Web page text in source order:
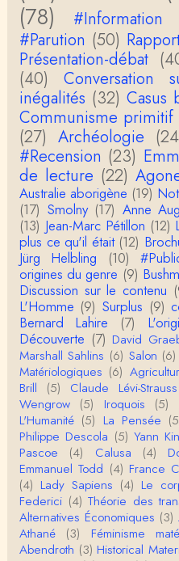
Si, le lien
fier. Il mène à la
roland `chaudat
le lien cité par BB
s), dommage, mais
Christophe
La plus récente,
e, publiée chez La
Anonymous
Actuellement c'est
ur? La dernière
roland chaudat
le sous-titre de
n, l’oppression des
roland chaudat
Votre
ée parce que Snow
o…
Christophe
...Et merci à vous
davantage une
roland chaudat
Tout à fait d'accord
e n'ai lu qu'un de
Anonymous
Homo sapiens a
0 ans. Tout
(78)
#Information
#Parution (50)
Présentation-débat
(40)
Conversation
inégalités (32) Casus
Communisme primitif
(27) Archéologie
#Recension (23)
de lecture (22)
Australie aborigène (19)
(17) Smolny (17) Anne
(13) Jean-Marc Pétillon (12)
plus ce qu'il était (12)
Jürg Helbling
(10)
origines du genre (9)
Discussion sur le contenu
L'Homme (9) Surplus (9)
Bernard Lahire
(7)
Découverte (7) David
Marshall Sahlins (6) Salon (6)
Matériologiques (6)
Brill
(5) Claude Lévi-Strauss
Wengrow (5) Iroquois (5)
L'Humanité (5) La Pensée
Philippe Descola (5) Yann
Pascoe
(4) Calusa (4)
Emmanuel Todd (4) France
(4) Lady Sapiens (4) Le
Federici (4) Théorie des
Alternatives Économiques (3)
Athané
(3) Féminisme
Abendroth (3) Historical